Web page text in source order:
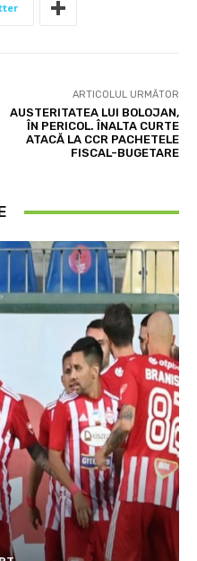
ARTICOLUL URMĂTOR
AUSTERITATEA LUI BOLOJAN,
ÎN PERICOL. ÎNALTA CURTE
ATACĂ LA CCR PACHETELE
FISCAL-BUGETARE